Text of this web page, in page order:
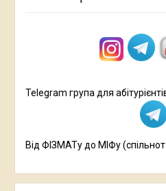
Telegram група для
Від ФІЗМАТу до МІФу